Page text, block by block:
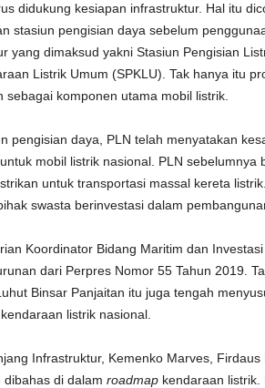
didukung kesiapan infrastruktur. Hal itu
stasiun pengisian daya sebelum
yang dimaksud yakni Stasiun Pengisian
Listrik Umum (SPKLU). Tak hanya itu
sebagai komponen utama mobil listrik.
pengisian daya, PLN telah menyatakan
mobil listrik nasional. PLN sebelumnya
untuk transportasi massal kereta
swasta berinvestasi dalam
Koordinator Bidang Maritim dan
dari Perpres Nomor 55 Tahun 2019.
Binsar Panjaitan itu juga tengah
listrik nasional.
Infrastruktur, Kemenko Marves,
di dalam roadmapkendaraan listrik.